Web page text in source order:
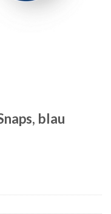
blau